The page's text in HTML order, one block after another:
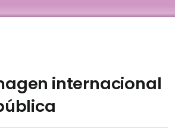
internacional